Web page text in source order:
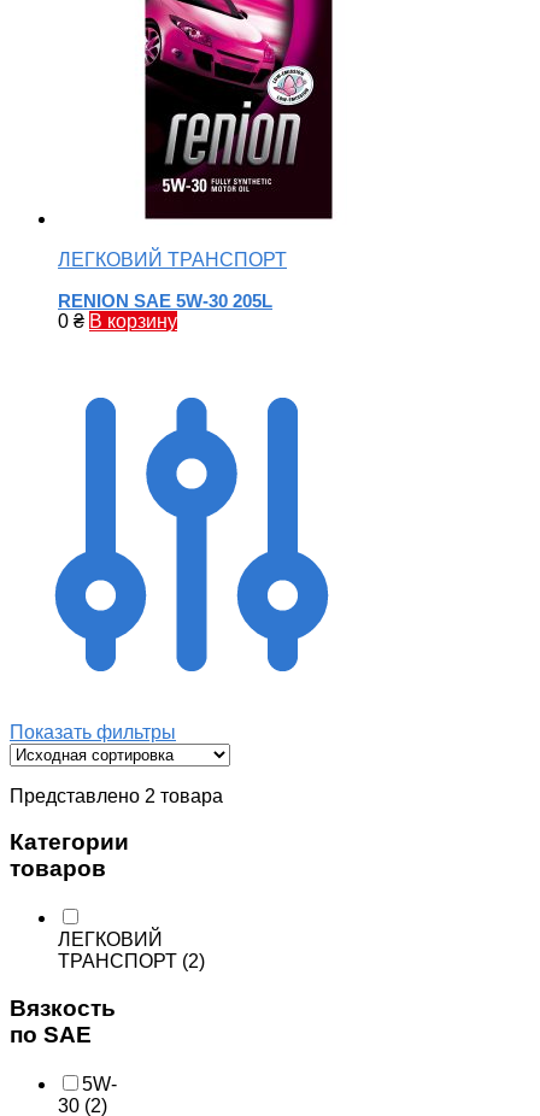
ЛЕГКОВИЙ ТРАНСПОРТ
RENION SAE 5W-30 205L
0 ₴ В корзину
Показать фильтры
Представлено 2 товара
Категории
товаров
ЛЕГКОВИЙ
ТРАНСПОРТ (2)
Вязкость
по SAE
5W-
30 (2)